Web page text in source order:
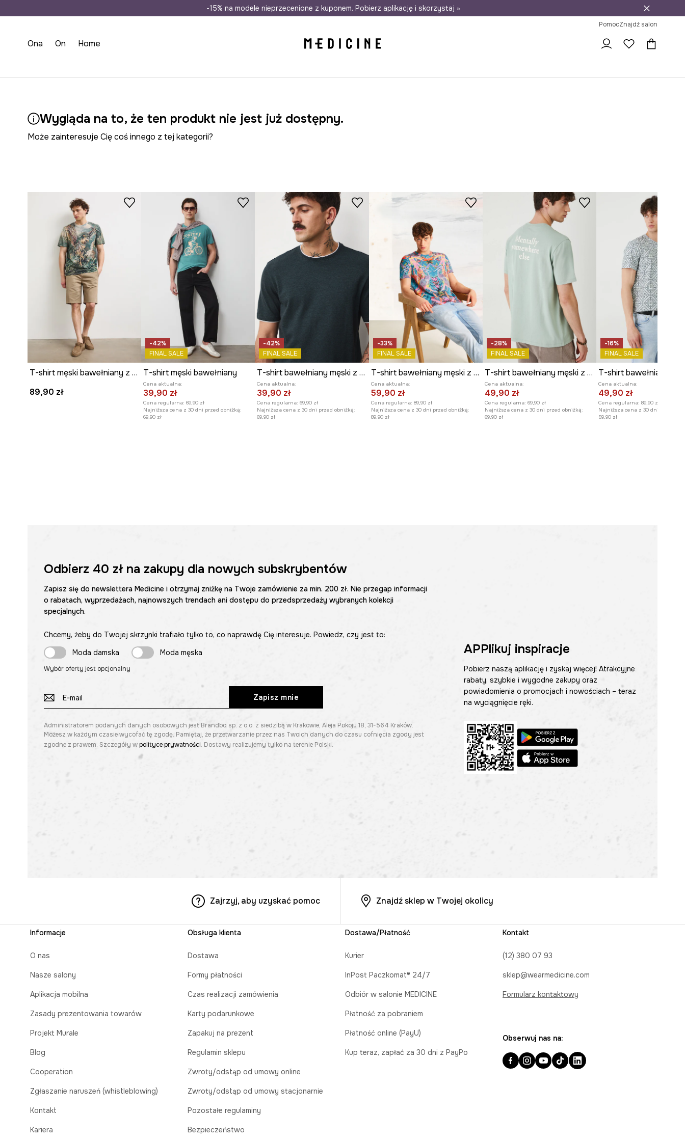
Wysyłka nawet w 24h Darmowa dostawa do salonów 30 dni na zwrot
-15% na modele nieprzecenione z kuponem. Pobierz aplikację i skorzystaj »
PomocZnajdź salon
Ona On Home
Wygląda na to, że ten produkt nie jest już dostępny.
Może zainteresuje Cię coś innego z tej kategorii?
T-shirt męski bawełniany z elastanem z motywem zwierzęcym
89,90 zł
-42%
FINAL SALE
T-shirt męski bawełniany
Cena aktualna:
39,90 zł
Cena regularna: 69,90 zł
Najniższa cena z 30 dni przed obniżką:
69,90 zł
-42%
FINAL SALE
T-shirt bawełniany męski z dzianiny strukturalnej z elastanem
Cena aktualna:
39,90 zł
Cena regularna: 69,90 zł
Najniższa cena z 30 dni przed obniżką:
69,90 zł
-33%
FINAL SALE
T-shirt bawełniany męski z elastanem z kolekcji El Gato Chimney x Medicine kolor turkusowy
Cena aktualna:
59,90 zł
Cena regularna: 89,90 zł
Najniższa cena z 30 dni przed obniżką:
89,90 zł
-28%
FINAL SALE
T-shirt bawełniany męski z nadrukiem i haftem kolor turkusowy
Cena aktualna:
49,90 zł
Cena regularna: 69,90 zł
Najniższa cena z 30 dni przed obniżką:
69,90 zł
-16%
FINAL SALE
Cena aktualna:
49,90 zł
Cena regularna: 89,90 zł
Najniższa cena z 30 dni przed
59,90 zł
Odbierz 40 złna zakupy dla nowych subskrybentów
Zapisz się do newslettera Medicine i otrzymaj zniżkę na Twoje zamówienie za min. 200 zł. Nie przegap informacji
o rabatach, wyprzedażach, najnowszych trendach ani dostępu do przedsprzedaży wybranych kolekcji
specjalnych.
Chcemy, żeby do Twojej skrzynki trafiało tylko to, co naprawdę Cię interesuje. Powiedz, czy jest to:
Moda damska
Moda męska
Wybór oferty jest opcjonalny
Zapisz mnie
Administratorem podanych danych osobowych jest Brandbq sp. z o.o. z siedzibą w Krakowie, Aleja Pokoju 18, 31-564 Kraków.
Możesz w każdym czasie wycofać tę zgodę. Pamiętaj, że przetwarzanie przez nas Twoich danych do czasu cofnięcia zgody jest
zgodne z prawem. Szczegóły wpolityce prywatności. Dostawy realizujemy tylko na terenie Polski.
APPlikuj inspiracje
Pobierz naszą aplikację i zyskaj więcej! Atrakcyjne
rabaty, szybkie i wygodne zakupy oraz
powiadomienia o promocjach i nowościach – teraz
na wyciągnięcie ręki.
Zajrzyj, aby uzyskać pomoc Znajdź sklep w Twojej okolicy
Informacje
O nas
Nasze salony
Aplikacja mobilna
Zasady prezentowania towarów
Projekt Murale
Blog
Cooperation
Zgłaszanie naruszeń (whistleblowing)
Kontakt
Kariera
Obsługa klienta
Dostawa
Formy płatności
Czas realizacji zamówienia
Karty podarunkowe
Zapakuj na prezent
Regulamin sklepu
Zwroty/odstąp od umowy online
Zwroty/odstąp od umowy stacjonarnie
Pozostałe regulaminy
Bezpieczeństwo
Dostawa/Płatność
Kurier
InPost Paczkomat® 24/7
Odbiór w salonie MEDICINE
Płatność za pobraniem
Płatność online (PayU)
Kup teraz, zapłać za 30 dni z PayPo
Kontakt
(12) 380 07 93
sklep@wearmedicine.com
Formularz kontaktowy
Obserwuj nas na: